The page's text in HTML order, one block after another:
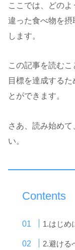
ここでは、どの
違った食べ物を
します。
この記事を読む
目標を達成する
とができます。
さあ、読み始め
い。
Contents
1.はじめ
2.避ける